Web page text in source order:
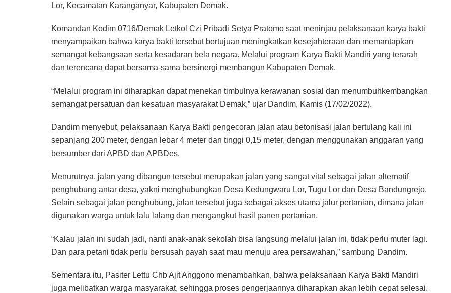
Lor, Kecamatan Karanganyar, Kabupaten Demak.
Komandan Kodim 0716/Demak Letkol Czi Pribadi Setya Pratomo saat meninjau pelaksanaan karya bakti
menyampaikan bahwa karya bakti tersebut bertujuan meningkatkan kesejahteraan dan memantapkan
semangat kebangsaan serta kesadaran bela negara. Melalui program Karya Bakti Mandiri yang terarah
dan terencana dapat bersama-sama bersinergi membangun Kabupaten Demak.
“Melalui program ini diharapkan dapat menekan timbulnya kerawanan sosial dan menumbuhkembangkan
semangat persatuan dan kesatuan masyarakat Demak,” ujar Dandim, Kamis (17/02/2022).
Dandim menyebut, pelaksanaan Karya Bakti pengecoran jalan atau betonisasi jalan bertulang kali ini
sepanjang 200 meter, dengan lebar 4 meter dan tinggi 0,15 meter, dengan menggunakan anggaran yang
bersumber dari APBD dan APBDes.
Menurutnya, jalan yang dibangun tersebut merupakan jalan yang sangat vital sebagai jalan alternatif
penghubung antar desa, yakni menghubungkan Desa Kedungwaru Lor, Tugu Lor dan Desa Bandungrejo.
Selain sebagai jalan penghubung, jalan tersebut juga sebagai akses utama jalur pertanian, dimana jalan
digunakan warga untuk lalu lalang dan mengangkut hasil panen pertanian.
“Kalau jalan ini sudah jadi, nanti anak-anak sekolah bisa langsung melalui jalan ini, tidak perlu muter lagi.
Dan para petani tidak perlu bersusah payah saat mau menuju area persawahan,” sambung Dandim.
Sementara itu, Pasiter Lettu Chb Ajit Anggono menambahkan, bahwa pelaksanaan Karya Bakti Mandiri
juga melibatkan warga masyarakat, sehingga proses pengerjaannya diharapkan akan lebih cepat selesai.